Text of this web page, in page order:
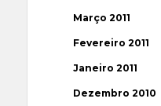
Março 2011
Fevereiro 2011
Janeiro 2011
Dezembro 2010